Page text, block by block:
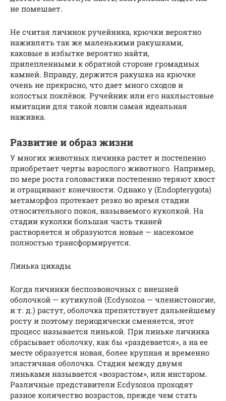
не помешает.
Не считая личинок ручейника, крючки вероятно
наживлять так же маленькими ракушками,
каковые в избытке вероятно найти,
прилепленными к обратной стороне громадных
камней. Вправду, держится ракушка на крючке
очень не прекрасно, что дает много сходов и
холостых поклёвок. Ручейник или его нахлыстовые
имитации для такой ловли самая идеальная
наживка.
Развитие и образ жизни
У многих животных личинка растет и постепенно
приобретает черты взрослого животного. Например,
по мере роста головастики постепенно теряют хвост
и отращивают конечности. Однако у (Endopterygota)
метаморфоз протекает резко во время стадии
относительного покоя, называемого куколкой. На
стадии куколки большая часть тканей
растворяется и образуются новые — насекомое
полностью трансформируется.
Линька цикады
Когда личинки беспозвоночных с внешней
оболочкой — кутикулой (Ecdysozoa — членистоногие,
и т. д.) растут, оболочка препятствует дальнейшему
росту и поэтому периодически сменяется, этот
процесс называется линькой. При линьке личинка
сбрасывает оболочку, как бы «раздевается», а на ее
месте образуется новая, более крупная и временно
эластичная оболочка. Стадия между двумя
линьками называется «возрастом», или инстаром.
Различные представители Ecdysozoa проходят
разное количество возрастов, прежде чем стать